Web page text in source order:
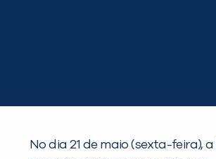
No dia 21 de maio (sexta-feira), a